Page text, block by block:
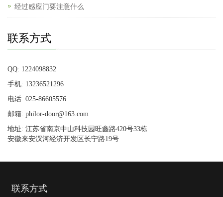
经过感应门要注意什么
联系方式
QQ: 1224098832
手机: 13236521296
电话: 025-86605576
邮箱: philor-door@163.com
地址: 江苏省南京中山科技园旺鑫路420号33栋
安徽来安汊河经济开发区长宁路19号
联系方式